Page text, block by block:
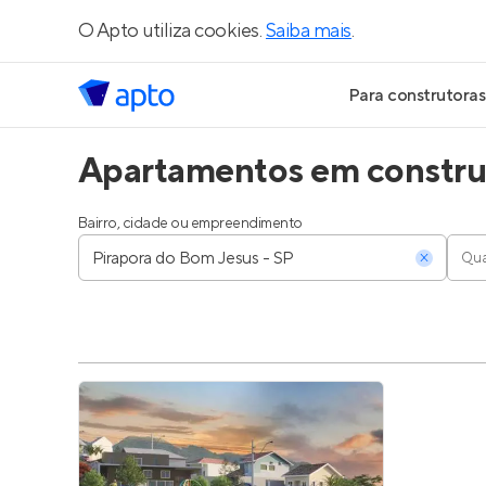
O Apto utiliza cookies.Saiba mais.
Para construtoras
Geração de
Geração de
Parcerias
Anunciar
Apartamentos em
Bairro, cidade ou empreendimento